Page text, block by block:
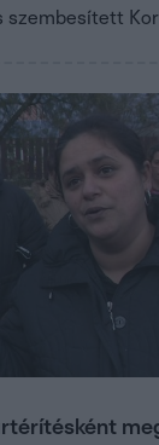
szembesített